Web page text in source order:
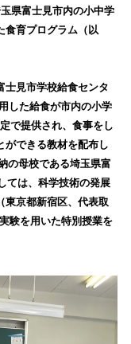
県富士見市内の小中学
食育プログラム（以
見市学校給食センタ
した給食が市内の小学
で提供され、食事をし
ができる教材を配布し
の母校である埼玉県富
ては、科学技術の発展
東京都新宿区、代表取
験を用いた特別授業を